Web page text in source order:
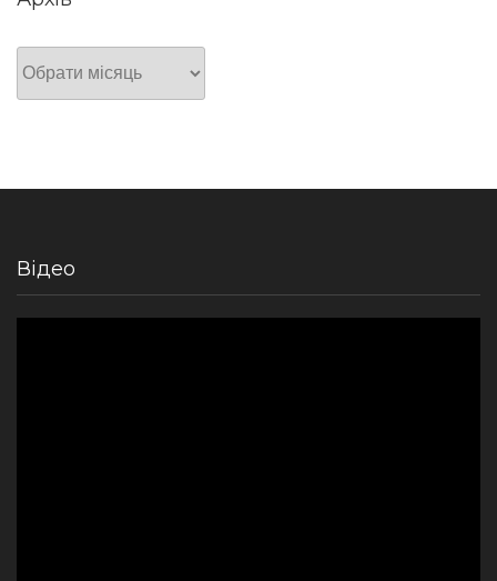
Архів
Відео